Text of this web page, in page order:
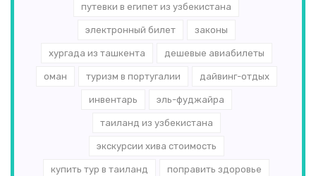
путевки в египет из узбекистана
электронный билет законы
хургада из ташкента дешевые авиабилеты
оман туризм в португалии дайвинг-отдых
инвентарь эль-­фуджайра
таиланд из узбекистана
экскурсии хива стоимость
купить тур в таиланд поправить здоровье